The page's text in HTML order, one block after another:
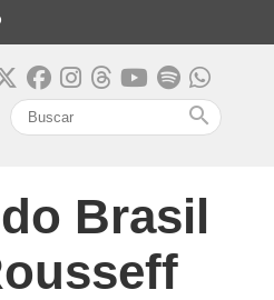
search
Brasil